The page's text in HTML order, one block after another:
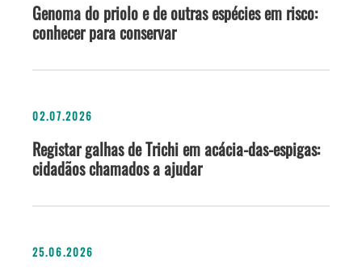
Genoma do priolo e de outras espécies em risco:
conhecer para conservar
02.07.2026
Registar galhas de Trichi em acácia-das-espigas:
cidadãos chamados a ajudar
25.06.2026